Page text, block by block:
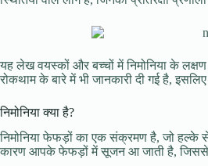
यह लेख वयस्कों और बच्चों में निमोनिया के
रोकथाम के बारे में भी जानकारी दी गई है,
निमोनिया क्या है?
निमोनिया फेफड़ों का एक संक्रमण है, जो हल्के
कारण आपके फेफड़ों में सूजन आ जाती है, जिससे